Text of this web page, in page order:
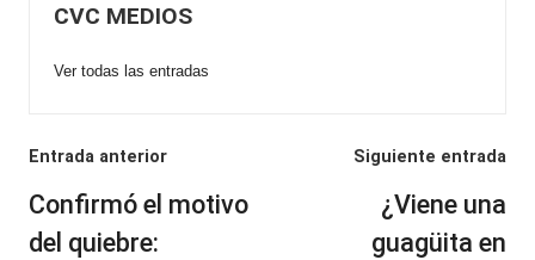
CVC MEDIOS
Ver todas las entradas
Navegación
de
entradas
Entrada anterior
Confirmó el motivo
del quiebre:
Siguiente entrada
¿Viene una
guagüita en